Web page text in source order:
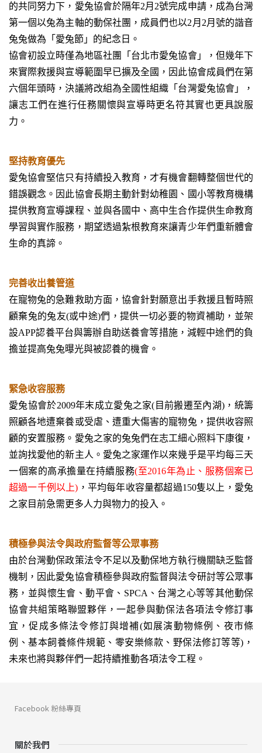
的共同努力下，愛兔協會於隔年2月2號完成申請，成為台灣
第一個以兔為主軸的動保社團，成員們也以2月2月號的諧音
兔兔做為「愛兔節」的紀念日。
協會初設立時僅為地區社團「台北市愛兔協會」，但幾年下
來實際救援與宣導範圍早已擴及全國，因此協會成員們在第
六個年頭時，決議將改組為全國性組織「台灣愛兔協會」，
讓志工們在進行任務關懷與宣導時更名符其實也更具說服
力。
堅持教育優先
愛兔協會堅信只有持續投入教育，才有機會翻轉整個世代的
錯誤觀念。因此協會長期主動針對幼稚園、國小等教育機構
提供教育宣導課程、並與各國中、高中生合作提供生命教育
學習與實作服務，期望透過紮根教育來讓青少年們重新體會
生命的真諦。
完善收出養管道
在寵物兔的急難救助方面，協會針對願意出手救援且暫時照
顧棄兔的兔友(或中途)們，提供一切必要的物資補助，並架
設APP認養平台與籌辦自助送養會等措施，減輕中途們的負
擔並提高兔兔曝光與被認養的機會。
緊急收容服務
愛兔協會於2009年末成立愛兔之家(目前搬遷至內湖)，統籌
照顧各地遭棄養或受虐、遭重大傷害的寵物兔，提供收容照
顧的安置服務。愛兔之家的兔兔們在志工細心照料下康復，
並詢找愛他的新主人。愛兔之家運作以來幾乎是平均每三天
一個案的高承擔量在持續服務(至2016年為止、服務個案已
超過一千例以上) ，平均每年收容量都超過150隻以上，愛兔
之家目前急需更多人力與物力的投入。
積極參與法令與政府監督等公眾事務
由於台灣動保政策法令不足以及動保地方執行機關缺乏監督
機制，因此愛兔協會積極參與政府監督與法令研討等公眾事
務，並與懷生會、動平會、SPCA、台灣之心等等其他動保
協會共組策略聯盟夥伴，一起參與動保法各項法令修訂事
宜，促成多條法令修訂與增補(如展演動物條例、夜市條
例、基本飼養條件規範、零安樂條款、野保法修訂等等)，
未來也將與夥伴們一起持續推動各項法令工程。
關於我們
Facebook 粉絲專頁